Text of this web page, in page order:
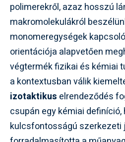
polimerekről, azaz hosszú
makromolekulákról
monomeregységek
orientációja alapvetően
végtermék fizikai és kémiai
a kontextusban válik
izotaktikus elrendeződés
csupán egy kémiai definíció,
kulcsfontosságú szerkezeti